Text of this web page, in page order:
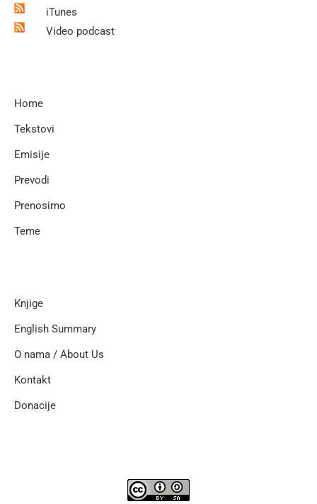
iTunes
Video podcast
Home
Tekstovi
Emisije
Prevodi
Prenosimo
Teme
Knjige
English Summary
O nama / About Us
Kontakt
Donacije